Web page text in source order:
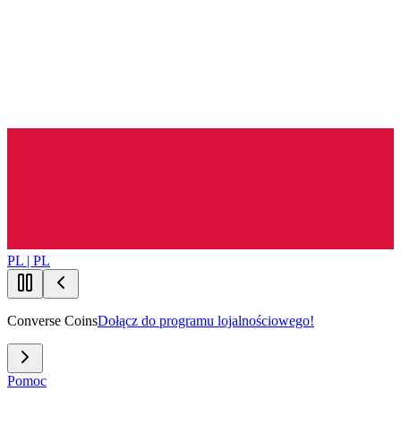
PL | PL
Converse CoinsDołącz do programu lojalnościowego!
Pomoc